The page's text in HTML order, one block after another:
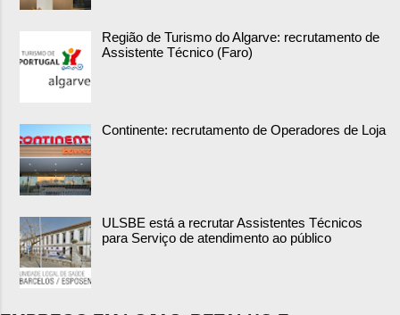
Região de Turismo do Algarve: recrutamento de
Assistente Técnico (Faro)
Continente: recrutamento de Operadores de Loja
ULSBE está a recrutar Assistentes Técnicos
para Serviço de atendimento ao público